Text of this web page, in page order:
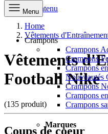
Aller au contenu
Menu
Crampons
Crampons
Crampons
Crampons
Nouveautés
Crampons
Crampons
Crampons
Marques
Home
Vêtements
Vêtements
Football Nike
(135 produit)
Coups de coeur